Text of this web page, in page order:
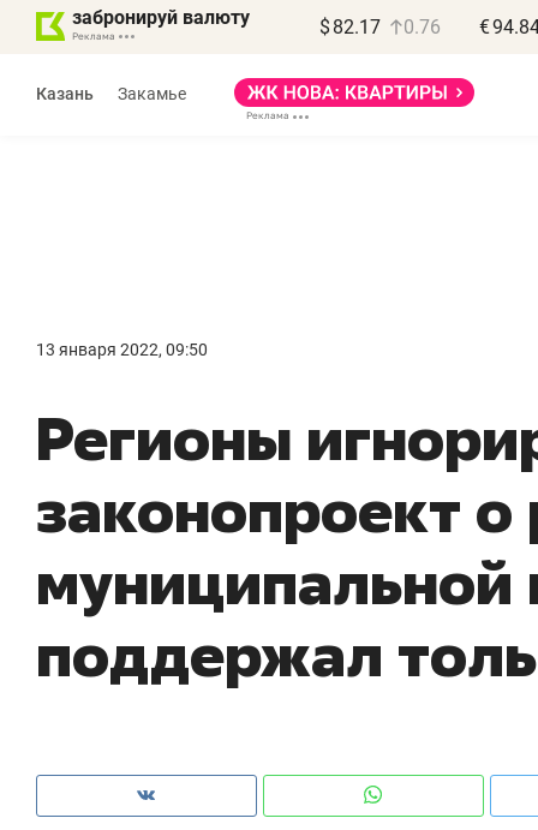
забронируй валюту $ 82.17 0.76 €
Казань Закамье
13 января 2022, 09:50
Регионы
законопроект
муниципальной
поддержал
правил, бизнес может
потерять минимум
Как бизнесу выйти на зарубежные
рынки, почему надо знать аксакалов и
чем интересен Оман?